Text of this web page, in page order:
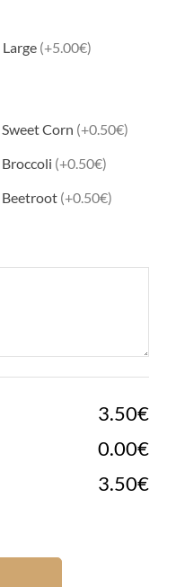
Large (+5.00€)
Sweet Corn (+0.50€)
Broccoli (+0.50€)
Beetroot (+0.50€)
3.50€
0.00€
3.50€